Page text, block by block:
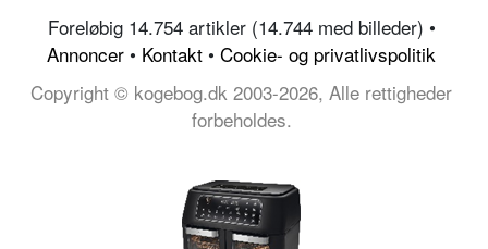
Foreløbig 14.754 artikler (14.744 med billeder) •
Annoncer • Kontakt • Cookie- og privatlivspolitik
Copyright © kogebog.dk 2003-2026, Alle rettigheder
forbeholdes.